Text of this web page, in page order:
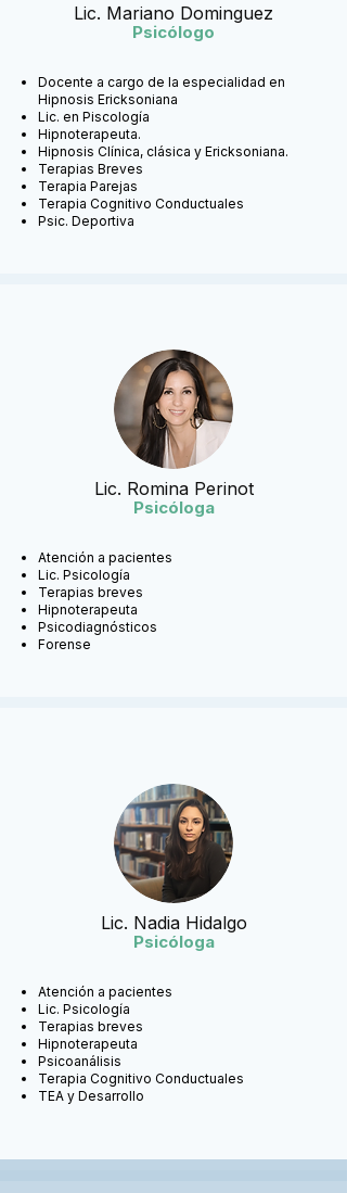
Lic. Mariano Dominguez
Psicólogo
Docente a cargo de la especialidad en
Hipnosis Ericksoniana
Lic. en Piscología
Hipnoterapeuta.
Hipnosis Clínica, clásica y Ericksoniana.
Terapias Breves
Terapia Parejas
Terapia Cognitivo Conductuales
Psic. Deportiva
Lic. Romina Perinot
Psicóloga
Atención a pacientes
Lic. Psicología
Terapias breves
Hipnoterapeuta
Psicodiagnósticos
Forense
Lic. Nadia Hidalgo
Psicóloga
Atención a pacientes
Lic. Psicología
Terapias breves
Hipnoterapeuta
Psicoanálisis
Terapia Cognitivo Conductuales
TEA y Desarrollo